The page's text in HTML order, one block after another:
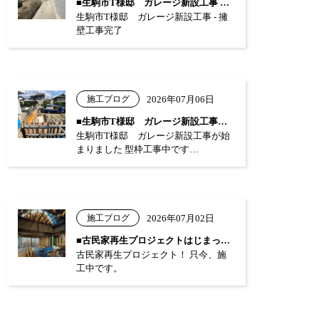
■生駒市T様邸 ガレージ新設工事 …
生駒市T様邸 ガレージ新設工事 - 擁
壁工事完了
施工ブログ 2026年07月06日
■生駒市T様邸 ガレージ新設工事が始まり…
生駒市T様邸 ガレージ新設工事が始
まりました 型枠工事中です…
施工ブログ 2026年07月02日
■古民家再生プロジェクトはじまっています…
古民家再生プロジェクト！ 只今、施
工中です。